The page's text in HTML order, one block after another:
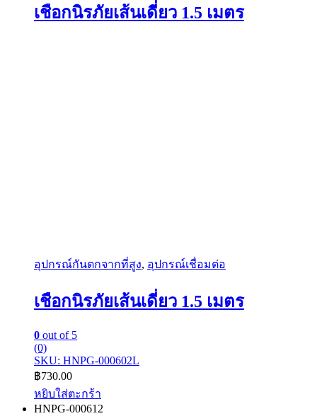
เชือกนิรภัยเส้นเดี่ยว 1.5 เมตร
อุปกรณ์กันตกจากที่สูง, อุปกรณ์เชื่อมต่อ
เชือกนิรภัยเส้นเดี่ยว 1.5 เมตร
0 out of 5
(0)
SKU: HNPG-000602L
฿730.00
หยิบใส่ตะกร้า
HNPG-000612